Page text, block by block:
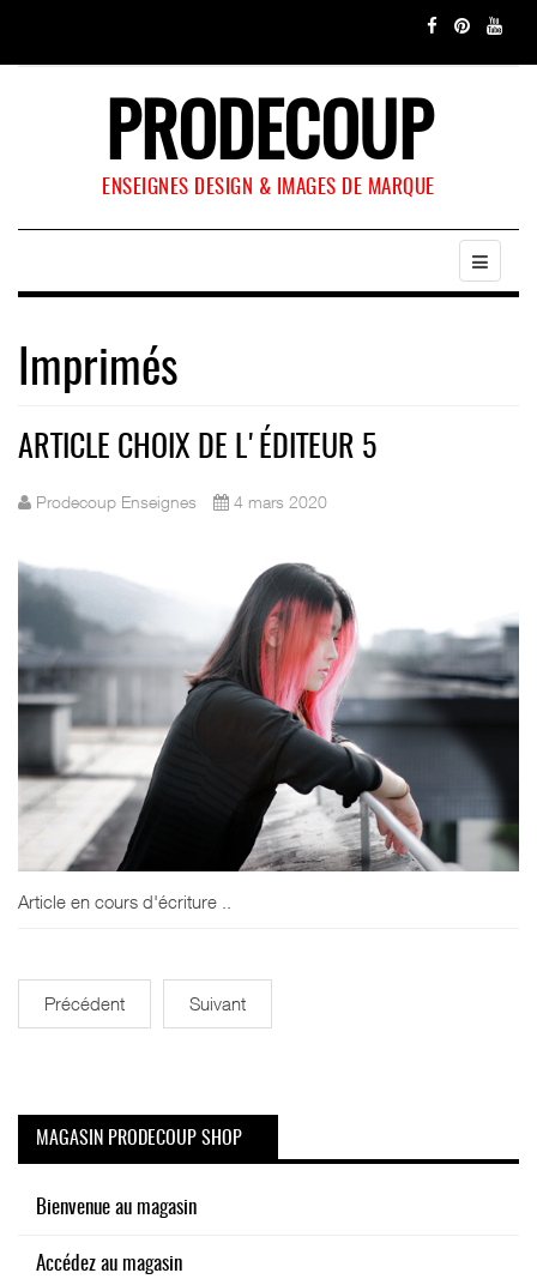
PRODECOUP
ENSEIGNES DESIGN & IMAGES DE MARQUE
Imprimés
ARTICLE CHOIX DE L'ÉDITEUR 5
Prodecoup Enseignes 4 mars 2020
Article en cours d'écriture ..
Précédent Suivant
MAGASIN PRODECOUP SHOP
Bienvenue au magasin
Accédez au magasin